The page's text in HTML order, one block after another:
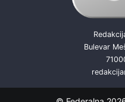
Bulevar